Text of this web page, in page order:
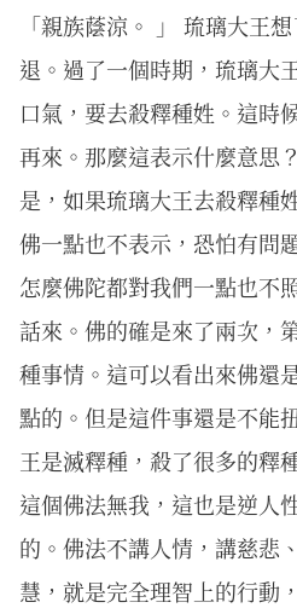
「親族蔭涼。 」 琉璃大王
退。過了一個時期，琉璃大
口氣，要去殺釋種姓。這時
再來。那麼這表示什麼意思
是，如果琉璃大王去殺釋種
佛一點也不表示，恐怕有問
怎麼佛陀都對我們一點也不
話來。佛的確是來了兩次，
種事情。這可以看出來佛還
點的。但是這件事還是不能
王是滅釋種，殺了很多的釋
這個佛法無我，這也是逆人
的。佛法不講人情，講慈悲
慧，就是完全理智上的行動